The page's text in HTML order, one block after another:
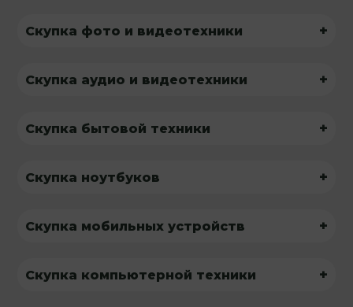
Скупка фото и видеотехники +
Скупка аудио и видеотехники +
Скупка бытовой техники +
Скупка ноутбуков +
Скупка мобильных устройств +
Скупка компьютерной техники +